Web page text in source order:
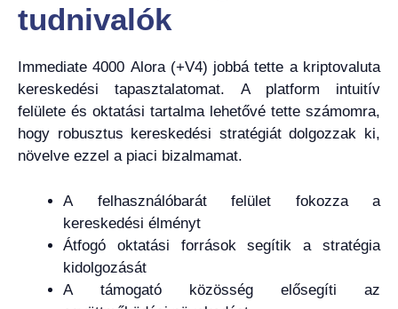
tudnivalók
Immediate 4000 Alora (+V4) jobbá tette a kriptovaluta
kereskedési tapasztalatomat. A platform intuitív
felülete és oktatási tartalma lehetővé tette számomra,
hogy robusztus kereskedési stratégiát dolgozzak ki,
növelve ezzel a piaci bizalmamat.
A felhasználóbarát felület fokozza a
kereskedési élményt
Átfogó oktatási források segítik a stratégia
kidolgozását
A támogató közösség elősegíti az